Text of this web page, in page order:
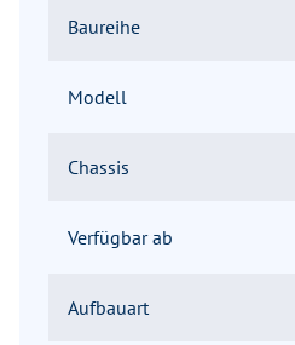
Baureihe
Modell
Chassis
Verfügbar ab
Aufbauart